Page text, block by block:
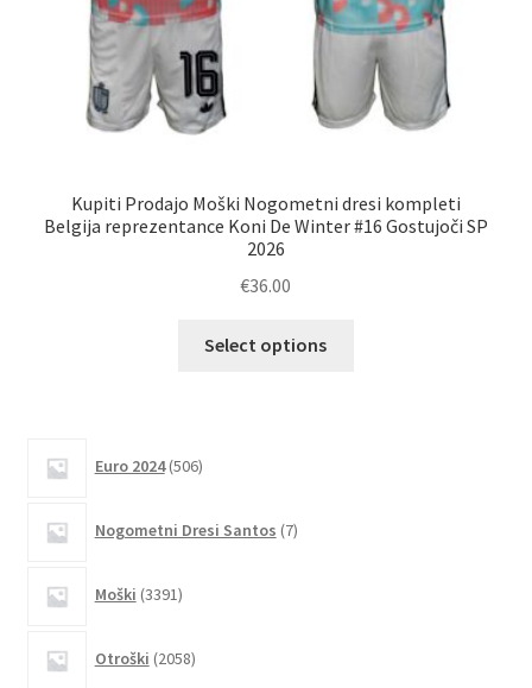
Kupiti Prodajo Moški Nogometni dresi kompleti
Belgija reprezentance Koni De Winter #16 Gostujoči SP
2026
€36.00
Select options
Euro 2024 506izdelkov
Nogometni Dresi Santos 7izdelkov
Moški 3391izdelkov
Otroški 2058izdelkov